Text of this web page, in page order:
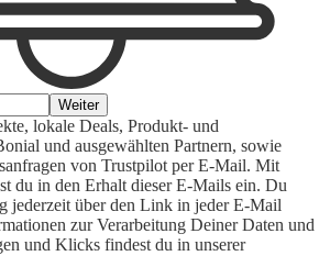
Weiter
lokale Deals, Produkt- und
und ausgewählten Partnern, sowie
von Trustpilot per E-Mail. Mit
du in den Erhalt dieser E-Mails ein. Du
jederzeit über den Link in jeder E-Mail
zur Verarbeitung Deiner Daten und
und Klicks findest du in unserer